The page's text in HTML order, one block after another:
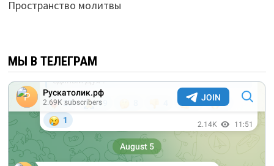
Пространство молитвы
МЫ В ТЕЛЕГРАМ